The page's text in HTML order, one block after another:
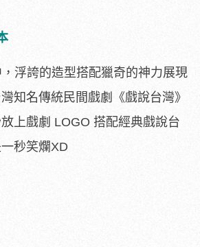
浮誇的造型搭配獵奇的神力展現
知名傳統民間戲劇《戲說台灣》
上戲劇 LOGO 搭配經典戲說台
秒笑爛XD